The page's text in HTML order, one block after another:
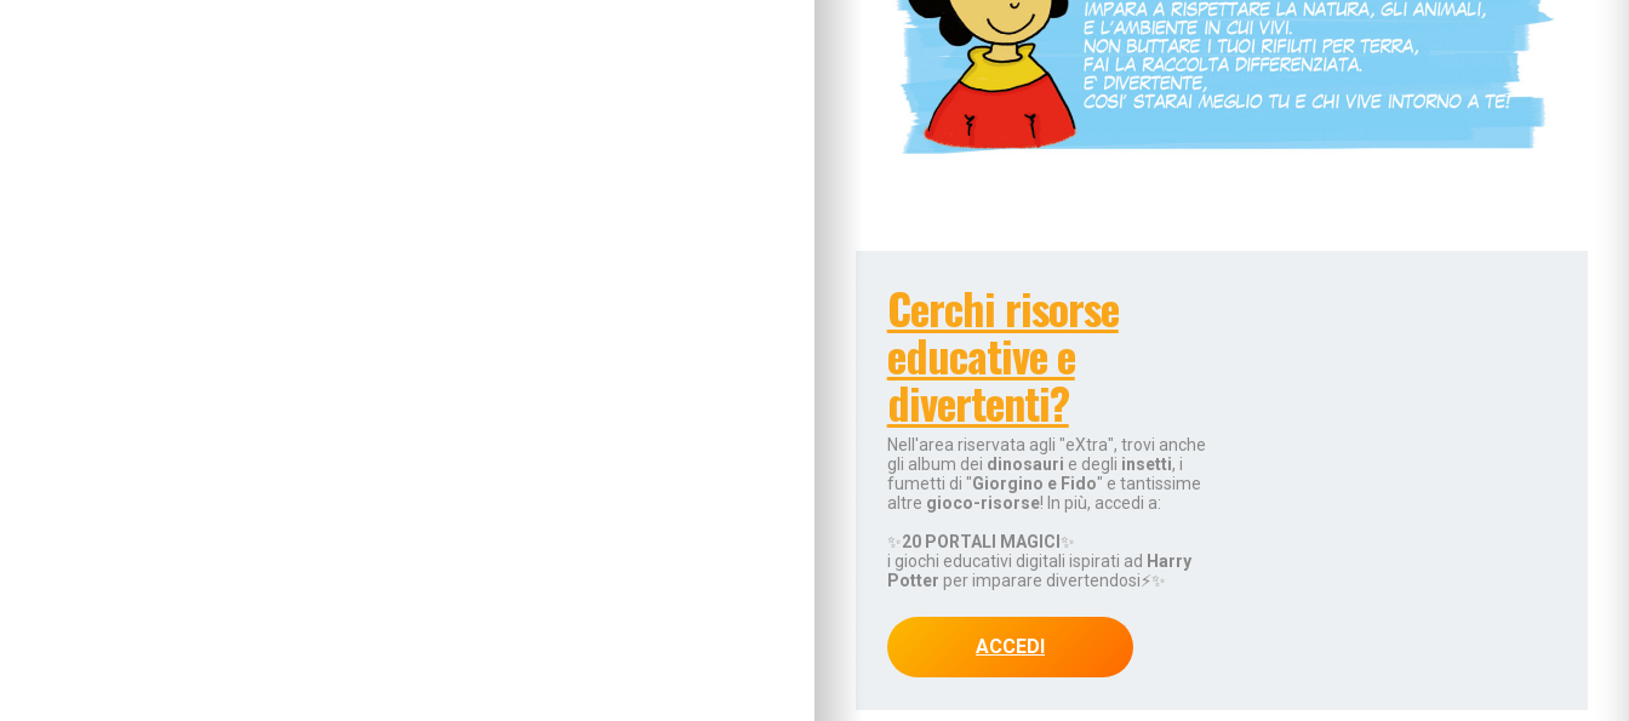
Nipoti e nonni
Vivere con cani, gatti & co.
Sicurezza dentro e fuori casa
Attività in famiglia
Natale insieme
Tradizioni in cucina
Educazione e regole
Educare al digitale
Educazione finanziaria
Educare alle emozioni
Relazioni sociali e bullismo
Autonomia e responsabilità
Gli esperti consigliano…
I consigli degli psicologi
Mondo scuola
Inserimento nido e scuola
Scelte scolastiche
Metodo di studio
Tecnologia a scuola
Metodo di studio
Cerchi risorse
educative e
divertenti?
Nell'area riservata agli "eXtra", trovi anche
gli album dei dinosauri e degli insetti, i
fumetti di "Giorgino e Fido" e tantissime
altre gioco-risorse! In più, accedi a:
✨20 PORTALI MAGICI ✨
i giochi educativi digitali ispirati ad Harry
Potter per imparare divertendosi⚡✨
ACCEDI